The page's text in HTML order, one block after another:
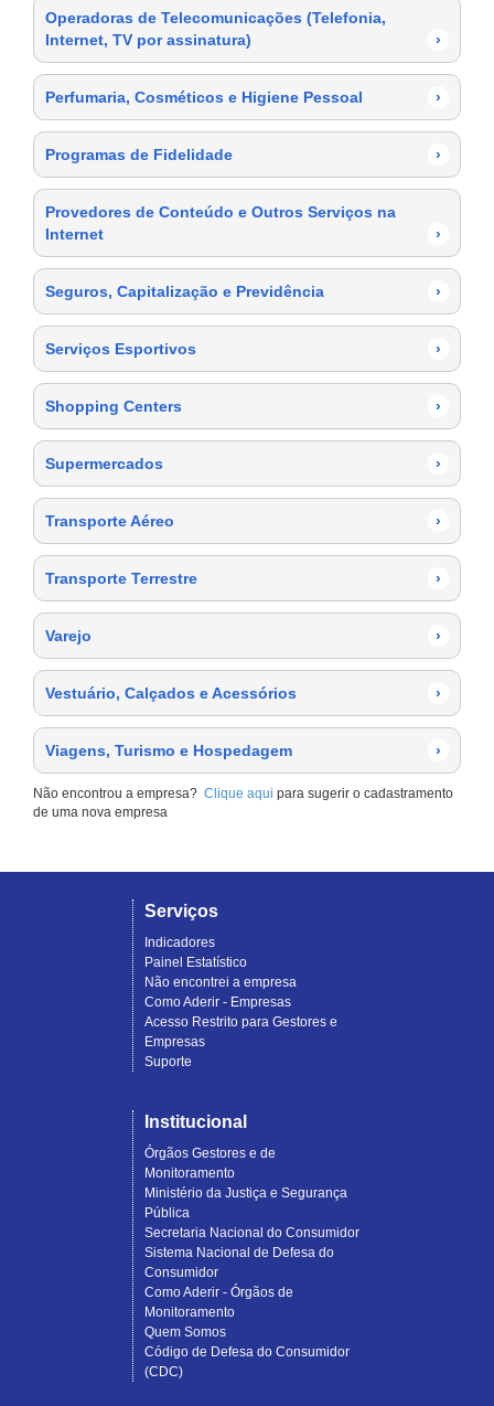
Operadoras de Telecomunicações (Telefonia,
Internet, TV por assinatura)
›
Perfumaria, Cosméticos e Higiene Pessoal ›
Programas de Fidelidade ›
Provedores de Conteúdo e Outros Serviços na
Internet
›
Seguros, Capitalização e Previdência ›
Serviços Esportivos ›
Shopping Centers ›
Supermercados ›
Transporte Aéreo ›
Transporte Terrestre ›
Varejo ›
Vestuário, Calçados e Acessórios ›
Viagens, Turismo e Hospedagem ›
Não encontrou a empresa? Clique aqui para sugerir o cadastramento
de uma nova empresa
Serviços
Indicadores
Painel Estatístico
Não encontrei a empresa
Como Aderir - Empresas
Acesso Restrito para Gestores e
Empresas
Suporte
Institucional
Órgãos Gestores e de
Monitoramento
Ministério da Justiça e Segurança
Pública
Secretaria Nacional do Consumidor
Sistema Nacional de Defesa do
Consumidor
Como Aderir - Órgãos de
Monitoramento
Quem Somos
Código de Defesa do Consumidor
(CDC)